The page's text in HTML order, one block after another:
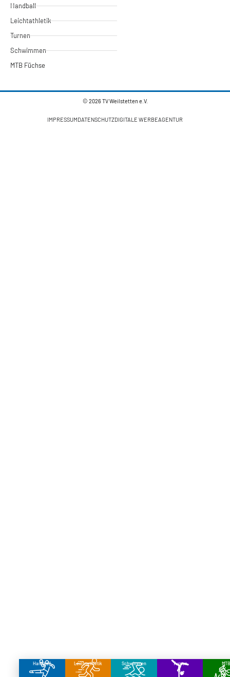
Handball
Leichtathletik
Turnen
Schwimmen
MTB Füchse
© 2026 TV Weilstetten e.V.
IMPRESSUMDATENSCHUTZDIGITALE WERBEAGENTUR
Handball Leichtathletik Schwimmen Turnen MTB